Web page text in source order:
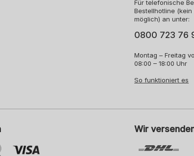
Für telefonische
Bestellhotline
möglich) an unter:
0800 723 76
Montag – Freitag
08:00 – 18:00 Uhr
So funktioniert es
Wir